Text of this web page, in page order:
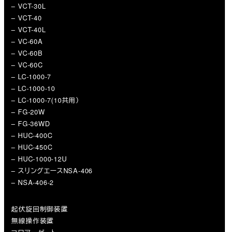
– VCT-30L
– VCT-40
– VCT-40L
– VC-60A
– VC-60B
– VC-60C
– LC-1000-7
– LC-1000-10
– LC-1000-7(10共用）
– FG-20W
– FG-36WD
– HUC-400C
– HUC-450C
– HUC-1000-12U
– スリングエースNSA-406
– NSA-406-2
起伏旋回制御装置
無線操作装置